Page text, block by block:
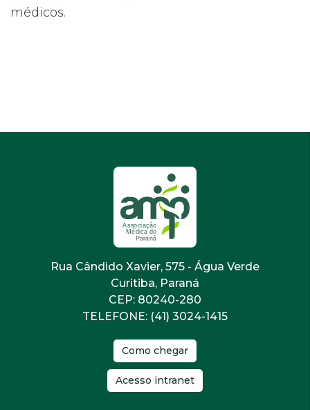
médicos.
Rua Cândido Xavier, 575 - Água Verde
Curitiba, Paraná
CEP: 80240-280
TELEFONE: (41) 3024-1415
Como chegar
Acesso intranet